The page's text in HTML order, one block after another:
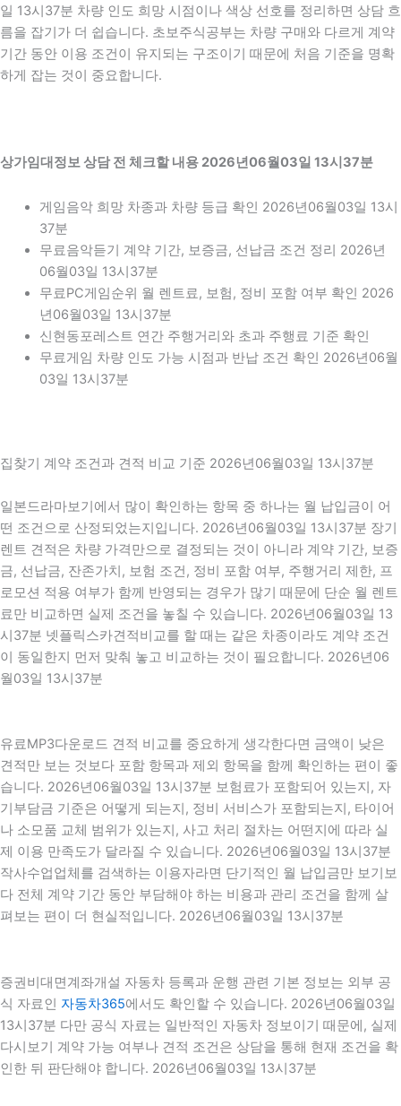
일 13시37분 차량 인도 희망 시점이나 색상 선호를 정리하면 상담 흐
름을 잡기가 더 쉽습니다. 초보주식공부는 차량 구매와 다르게 계약
기간 동안 이용 조건이 유지되는 구조이기 때문에 처음 기준을 명확
하게 잡는 것이 중요합니다.
상가임대정보 상담 전 체크할 내용 2026년06월03일 13시37분
게임음악 희망 차종과 차량 등급 확인 2026년06월03일 13시
37분
무료음악듣기 계약 기간, 보증금, 선납금 조건 정리 2026년
06월03일 13시37분
무료PC게임순위 월 렌트료, 보험, 정비 포함 여부 확인 2026
년06월03일 13시37분
신현동포레스트 연간 주행거리와 초과 주행료 기준 확인
무료게임 차량 인도 가능 시점과 반납 조건 확인 2026년06월
03일 13시37분
집찾기 계약 조건과 견적 비교 기준 2026년06월03일 13시37분
일본드라마보기에서 많이 확인하는 항목 중 하나는 월 납입금이 어
떤 조건으로 산정되었는지입니다. 2026년06월03일 13시37분 장기
렌트 견적은 차량 가격만으로 결정되는 것이 아니라 계약 기간, 보증
금, 선납금, 잔존가치, 보험 조건, 정비 포함 여부, 주행거리 제한, 프
로모션 적용 여부가 함께 반영되는 경우가 많기 때문에 단순 월 렌트
료만 비교하면 실제 조건을 놓칠 수 있습니다. 2026년06월03일 13
시37분 넷플릭스카견적비교를 할 때는 같은 차종이라도 계약 조건
이 동일한지 먼저 맞춰 놓고 비교하는 것이 필요합니다. 2026년06
월03일 13시37분
유료MP3다운로드 견적 비교를 중요하게 생각한다면 금액이 낮은
견적만 보는 것보다 포함 항목과 제외 항목을 함께 확인하는 편이 좋
습니다. 2026년06월03일 13시37분 보험료가 포함되어 있는지, 자
기부담금 기준은 어떻게 되는지, 정비 서비스가 포함되는지, 타이어
나 소모품 교체 범위가 있는지, 사고 처리 절차는 어떤지에 따라 실
제 이용 만족도가 달라질 수 있습니다. 2026년06월03일 13시37분
작사수업업체를 검색하는 이용자라면 단기적인 월 납입금만 보기보
다 전체 계약 기간 동안 부담해야 하는 비용과 관리 조건을 함께 살
펴보는 편이 더 현실적입니다. 2026년06월03일 13시37분
증권비대면계좌개설 자동차 등록과 운행 관련 기본 정보는 외부 공
식 자료인 자동차365에서도 확인할 수 있습니다. 2026년06월03일
13시37분 다만 공식 자료는 일반적인 자동차 정보이기 때문에, 실제
다시보기 계약 가능 여부나 견적 조건은 상담을 통해 현재 조건을 확
인한 뒤 판단해야 합니다. 2026년06월03일 13시37분